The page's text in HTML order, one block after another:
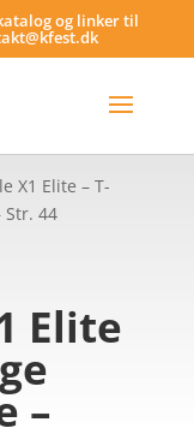
og linker til
X1 Elite – T-
Str. 44
Elite
–